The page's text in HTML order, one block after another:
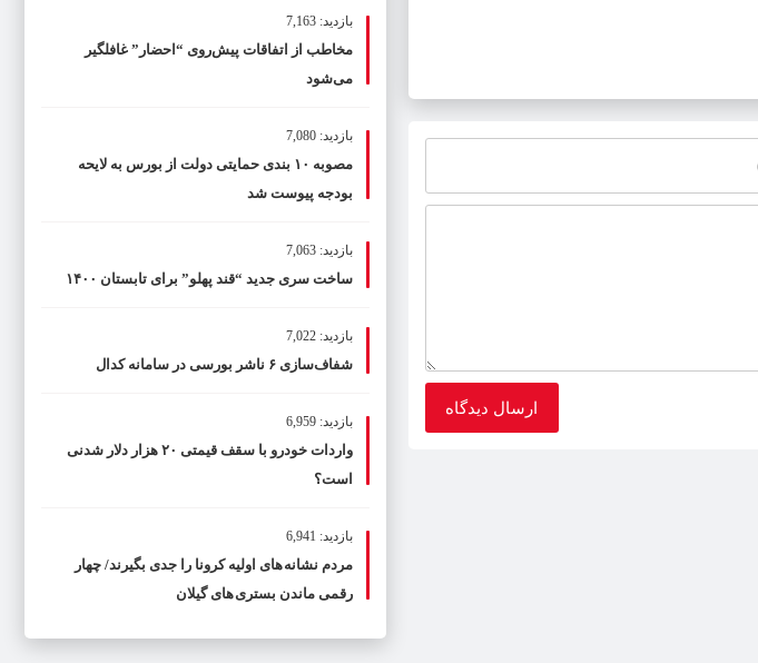
بازدید: 7,163
مخاطب از اتفاقات پیش‌روی “احضار” غافلگیر
می‌شود
بازدید: 7,080
مصوبه ۱۰ بندی حمایتی دولت از بورس به لایحه
بودجه پیوست شد
بازدید: 7,063
ساخت سری جدید “قند پهلو” برای تابستان ۱۴۰۰
بازدید: 7,022
شفاف‌سازی ۶ ناشر بورسی در سامانه کدال
بازدید: 6,959
واردات خودرو با سقف قیمتی ۲۰ هزار دلار شدنی
است؟
بازدید: 6,941
مردم نشانه های اولیه کرونا را جدی بگیرند/ چهار
رقمی ماندن بستری های گیلان